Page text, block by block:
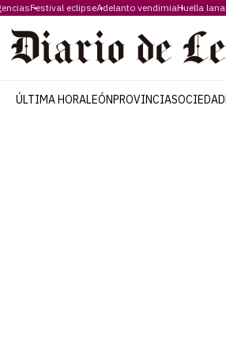
Festival eclipseAdelanto vendimiaHuella lana
ÚLTIMA HORALEÓNPROVINCIASOCIEDAD